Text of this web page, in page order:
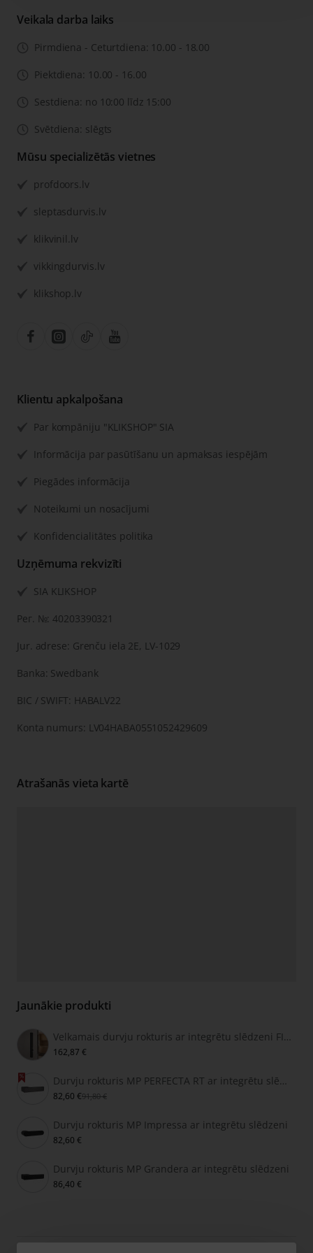
Veikala darba laiks
Pirmdiena - Ceturtdiena: 10.00 - 18.00
Piektdiena: 10.00 - 16.00
Sestdiena: no 10:00 līdz 15:00
Svētdiena: slēgts
Mūsu specializētās vietnes
profdoors.lv
sleptasdurvis.lv
klikvinil.lv
vikkingdurvis.lv
klikshop.lv
Klientu apkalpošana
Par kompāniju "KLIKSHOP" SIA
Informācija par pasūtīšanu un apmaksas iespējām
Piegādes informācija
Noteikumi un nosacījumi
Konfidencialitātes politika
Uzņēmuma rekvizīti
SIA KLIKSHOP
Рег. №: 40203390321
Jur. adrese: Grenču iela 2E, LV-1029
Banka: Swedbank
BIC / SWIFT: HABALV22
Konta numurs: LV04HABA0551052429609
Atrašanās vieta kartē
Jaunākie produkti
Velkamais durvju rokturis ar integrētu slēdzeni FIMET SECRET
162,87 €
Durvju rokturis MP PERFECTA RT ar integrētu slēdzeni
82,60 €91,80 €
Durvju rokturis MP Impressa ar integrētu slēdzeni
82,60 €
Durvju rokturis MP Grandera ar integrētu slēdzeni
86,40 €